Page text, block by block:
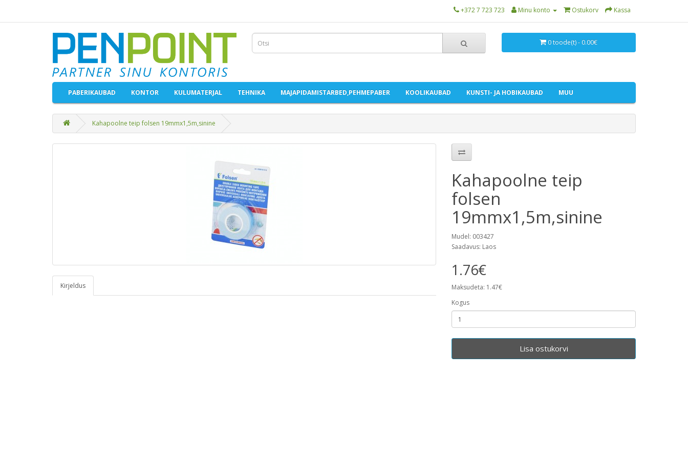
+372 7 723 723 Minu konto Ostukorv Kassa
0 toode(t) - 0.00€
PABERIKAUBAD KONTOR KULUMATERJAL TEHNIKA MAJAPIDAMISTARBED,PEHMEPABER KOOLIKAUBAD KUNSTI- JA HOBIKAUBAD MUU
Kahapoolne teip folsen 19mmx1,5m,sinine
Kirjeldus
Kahapoolne teip
folsen
19mmx1,5m,sinine
Mudel: 003427
Saadavus: Laos
1.76€
Maksudeta: 1.47€
Kogus
Lisa ostukorvi